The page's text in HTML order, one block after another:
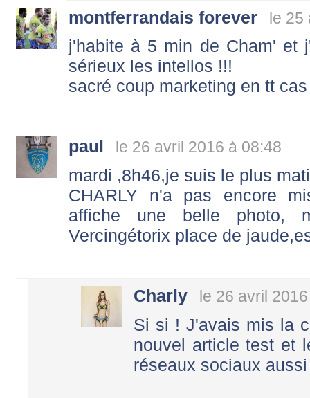
montferrandais forever le 25
j'habite à 5 min de Cham' et
sérieux les intellos !!!
sacré coup marketing en tt
paul le 26 avril 2016 à 08:48
mardi ,8h46,je suis le plus
CHARLY n'a pas encore
affiche une belle photo,
Vercingétorix place de
Charly le 26 avril
Si si ! J'avais mis la
nouvel article test et
réseaux sociaux